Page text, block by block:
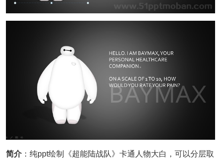
简介 ：纯ppt绘制《超能陆战队》卡通人物大白，可以分层取